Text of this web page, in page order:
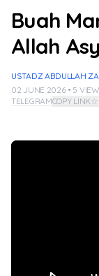
Buah
Allah
USTADZ ABDULLAH
02 JUNE 2026 • 5
TELEGRAMCOPY LINK☆